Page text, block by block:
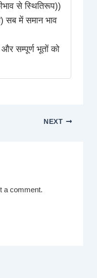
से स्थितिरूप))
सब में समान भाव
सम्पूर्ण भूतों को
NEXT
a comment.